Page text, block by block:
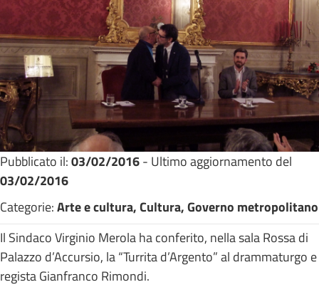
Pubblicato il:03/02/2016- Ultimo aggiornamento del
03/02/2016
Categorie:Arte e cultura, Cultura, Governo metropolitano
Il Sindaco Virginio Merola ha conferito, nella sala Rossa di
Palazzo d’Accursio, la “Turrita d’Argento” al drammaturgo e
regista Gianfranco Rimondi.